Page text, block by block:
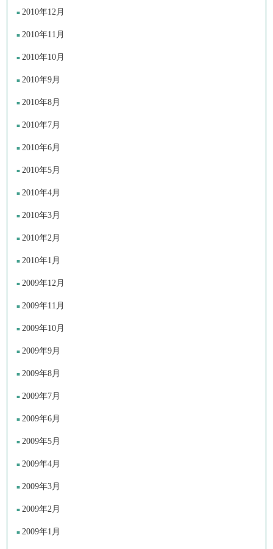
2010年12月
2010年11月
2010年10月
2010年9月
2010年8月
2010年7月
2010年6月
2010年5月
2010年4月
2010年3月
2010年2月
2010年1月
2009年12月
2009年11月
2009年10月
2009年9月
2009年8月
2009年7月
2009年6月
2009年5月
2009年4月
2009年3月
2009年2月
2009年1月